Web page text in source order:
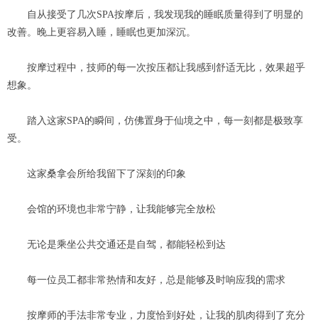
自从接受了几次SPA按摩后，我发现我的睡眠质量得到了明显的
改善。晚上更容易入睡，睡眠也更加深沉。
按摩过程中，技师的每一次按压都让我感到舒适无比，效果超乎
想象。
踏入这家SPA的瞬间，仿佛置身于仙境之中，每一刻都是极致享
受。
这家桑拿会所给我留下了深刻的印象
会馆的环境也非常宁静，让我能够完全放松
无论是乘坐公共交通还是自驾，都能轻松到达
每一位员工都非常热情和友好，总是能够及时响应我的需求
按摩师的手法非常专业，力度恰到好处，让我的肌肉得到了充分